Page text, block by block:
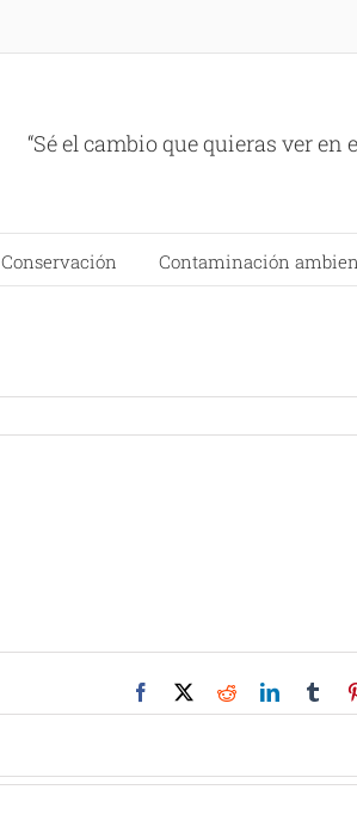
“Sé el cambio que quieras ver en
Conservación Contaminación
Facebook
X RedditLinkedIn